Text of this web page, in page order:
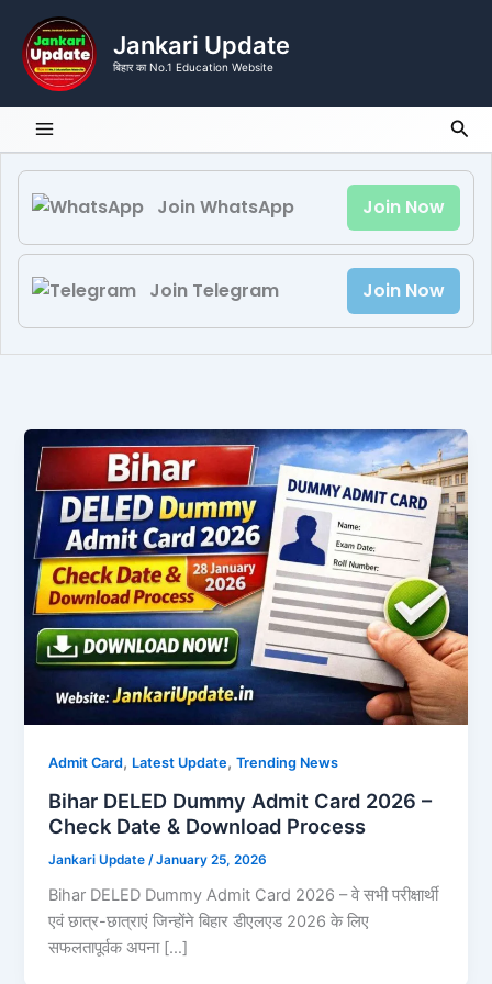
content
Jankari Update
बिहार का No.1 Education Website
Join WhatsApp Join Now
Join Telegram Join Now
Admit Card, Latest Update,Trending News
Bihar DELED Dummy Admit Card 2026 –
Check Date & Download Process
Jankari Update /January 25, 2026
Bihar DELED Dummy Admit Card 2026 – वे सभी परीक्षार्थी
एवं छात्र-छात्राएं जिन्होंने बिहार डीएलएड 2026 के लिए
सफलतापूर्वक अपना […]